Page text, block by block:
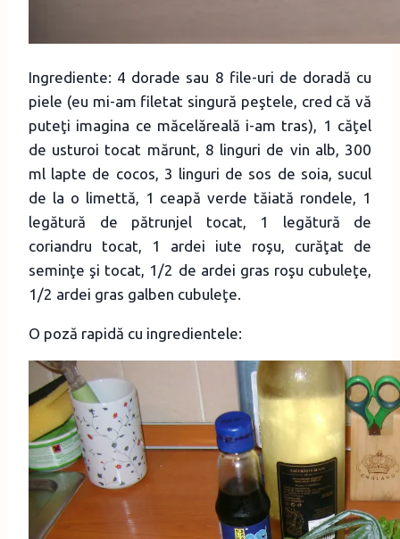
Ingrediente: 4 dorade sau 8 file-uri de doradă cu
piele (eu mi-am filetat singură peştele, cred că vă
puteţi imagina ce măcelăreală i-am tras), 1 căţel
de usturoi tocat mărunt, 8 linguri de vin alb, 300
ml lapte de cocos, 3 linguri de sos de soia, sucul
de la o limettă, 1 ceapă verde tăiată rondele, 1
legătură de pătrunjel tocat, 1 legătură de
coriandru tocat, 1 ardei iute roşu, curăţat de
seminţe şi tocat, 1/2 de ardei gras roşu cubuleţe,
1/2 ardei gras galben cubuleţe.
O poză rapidă cu ingredientele: